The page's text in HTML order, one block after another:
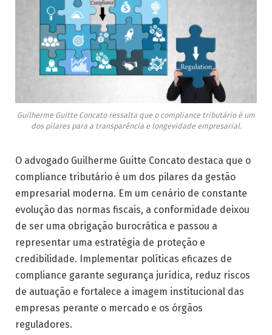
Guilherme Guitte Concato ressalta que o compliance tributário é um
dos pilares para a transparência e longevidade empresarial.
O advogado Guilherme Guitte Concato destaca que o
compliance tributário é um dos pilares da gestão
empresarial moderna. Em um cenário de constante
evolução das normas fiscais, a conformidade deixou
de ser uma obrigação burocrática e passou a
representar uma estratégia de proteção e
credibilidade. Implementar políticas eficazes de
compliance garante segurança jurídica, reduz riscos
de autuação e fortalece a imagem institucional das
empresas perante o mercado e os órgãos
reguladores.